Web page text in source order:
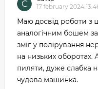
С
17 february 2024
Маю досвід роботи з
аналогічним бошем
зміг у полірування
на низьких оборотах.
пиляти, дуже слабка
чудова машинка.